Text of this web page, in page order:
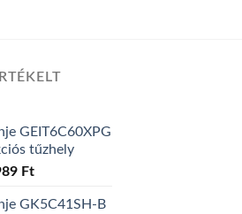
GEIT6C60XPG
tűzhely
Ft
GK5C41SH-B